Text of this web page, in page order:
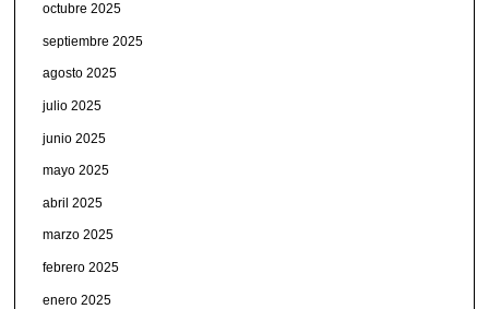
octubre 2025
septiembre 2025
agosto 2025
julio 2025
junio 2025
mayo 2025
abril 2025
marzo 2025
febrero 2025
enero 2025